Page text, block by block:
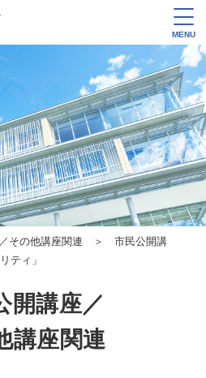
MENU
その他講座関連 ＞ 市民公開講
ティ」
開講座／
講座関連